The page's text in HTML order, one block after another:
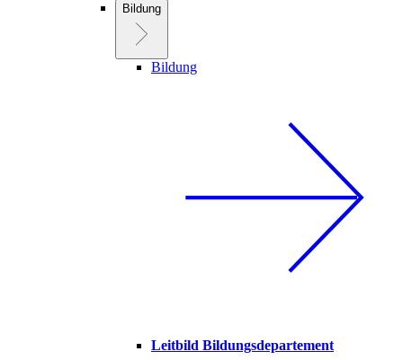
Bildung
Bildung
Leitbild Bildungsdepartement